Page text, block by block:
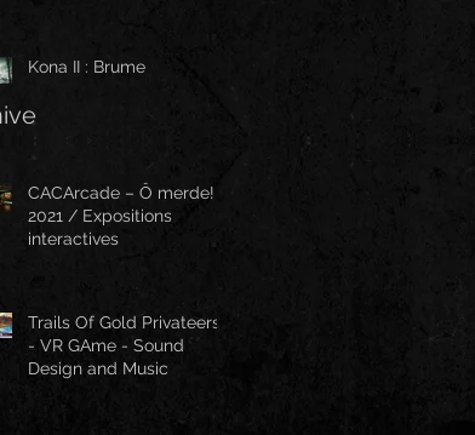
Kona II : Brume
CACArcade – Ô merde!
2021 / Expositions
interactives
Trails Of Gold Privateers
- VR GAme - Sound
Design and Music